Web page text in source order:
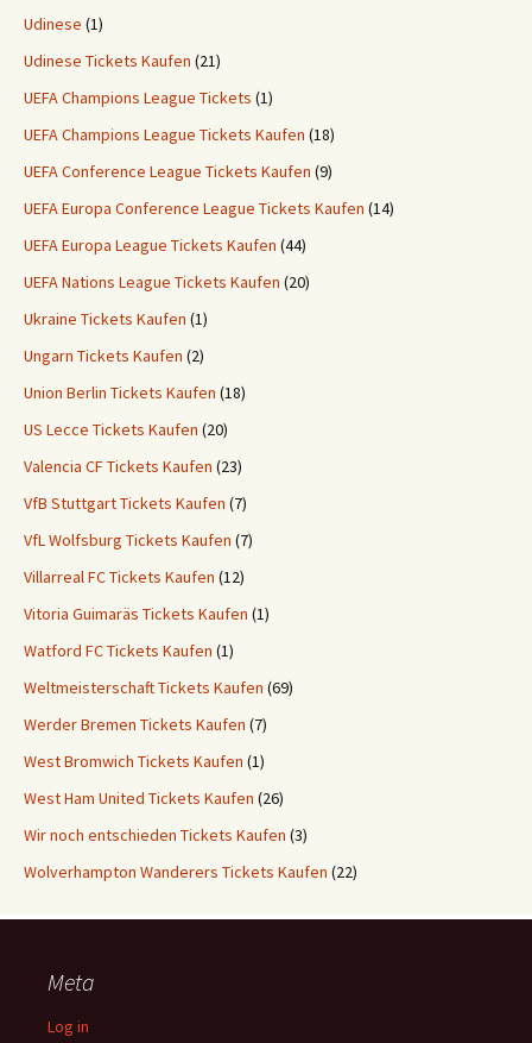
Udinese (1)
Udinese Tickets Kaufen (21)
UEFA Champions League Tickets (1)
UEFA Champions League Tickets Kaufen (18)
UEFA Conference League Tickets Kaufen (9)
UEFA Europa Conference League Tickets Kaufen (14)
UEFA Europa League Tickets Kaufen (44)
UEFA Nations League Tickets Kaufen (20)
Ukraine Tickets Kaufen (1)
Ungarn Tickets Kaufen (2)
Union Berlin Tickets Kaufen (18)
US Lecce Tickets Kaufen (20)
Valencia CF Tickets Kaufen (23)
VfB Stuttgart Tickets Kaufen (7)
VfL Wolfsburg Tickets Kaufen (7)
Villarreal FC Tickets Kaufen (12)
Vitoria Guimaräs Tickets Kaufen (1)
Watford FC Tickets Kaufen (1)
Weltmeisterschaft Tickets Kaufen (69)
Werder Bremen Tickets Kaufen (7)
West Bromwich Tickets Kaufen (1)
West Ham United Tickets Kaufen (26)
Wir noch entschieden Tickets Kaufen (3)
Wolverhampton Wanderers Tickets Kaufen (22)
Meta
Log in